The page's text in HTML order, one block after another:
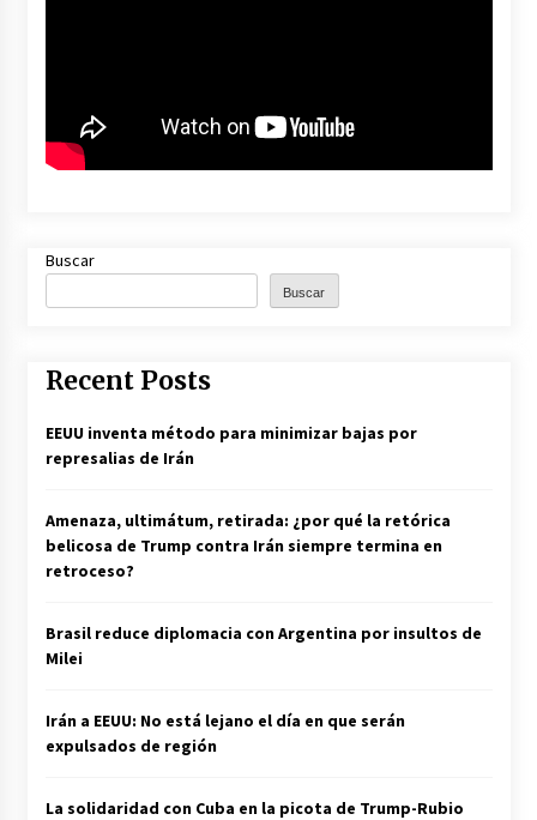
Buscar
Buscar
Recent Posts
EEUU inventa método para minimizar bajas por
represalias de Irán
Amenaza, ultimátum, retirada: ¿por qué la retórica
belicosa de Trump contra Irán siempre termina en
retroceso?
Brasil reduce diplomacia con Argentina por insultos de
Milei
Irán a EEUU: No está lejano el día en que serán
expulsados de región
La solidaridad con Cuba en la picota de Trump-Rubio